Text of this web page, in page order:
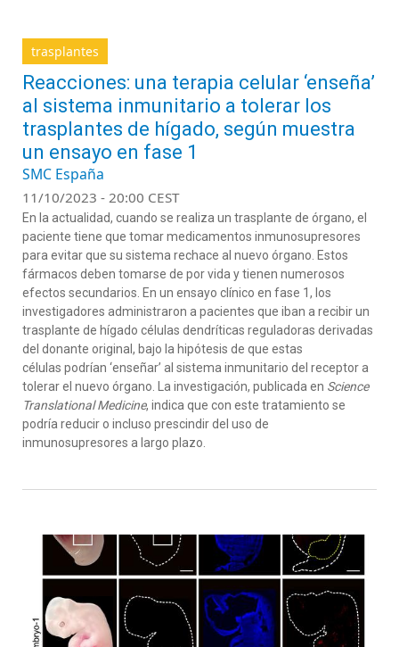
trasplantes
Reacciones: una terapia celular ‘enseña’
al sistema inmunitario a tolerar los
trasplantes de hígado, según muestra
un ensayo en fase 1
SMC España
11/10/2023 - 20:00 CEST
En la actualidad, cuando se realiza un trasplante de órgano, el
paciente tiene que tomar medicamentos inmunosupresores
para evitar que su sistema rechace al nuevo órgano. Estos
fármacos deben tomarse de por vida y tienen numerosos
efectos secundarios. En un ensayo clínico en fase 1, los
investigadores administraron a pacientes que iban a recibir un
trasplante de hígado células dendríticas reguladoras derivadas
del donante original, bajo la hipótesis de que estas
células podrían ‘enseñar’ al sistema inmunitario del receptor a
tolerar el nuevo órgano. La investigación, publicada en Science
Translational Medicine, indica que con este tratamiento se
podría reducir o incluso prescindir del uso de
inmunosupresores a largo plazo.